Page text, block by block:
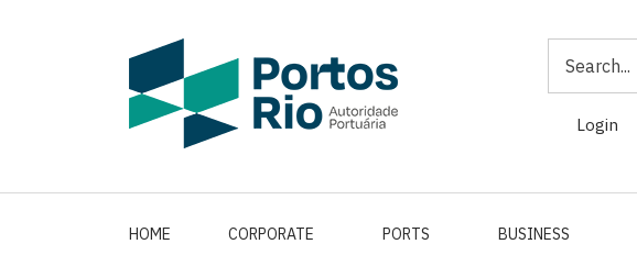
Login
HOME CORPORATE PORTS BUSINESS